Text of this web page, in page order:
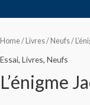
Home/ Livres/ Neufs/
Essai, Livres, Neufs
L’énigme